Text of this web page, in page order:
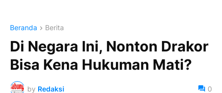
Beranda Berita
Di Negara Ini, Nonton Drakor
Bisa Kena Hukuman Mati?
by Redaksi 0